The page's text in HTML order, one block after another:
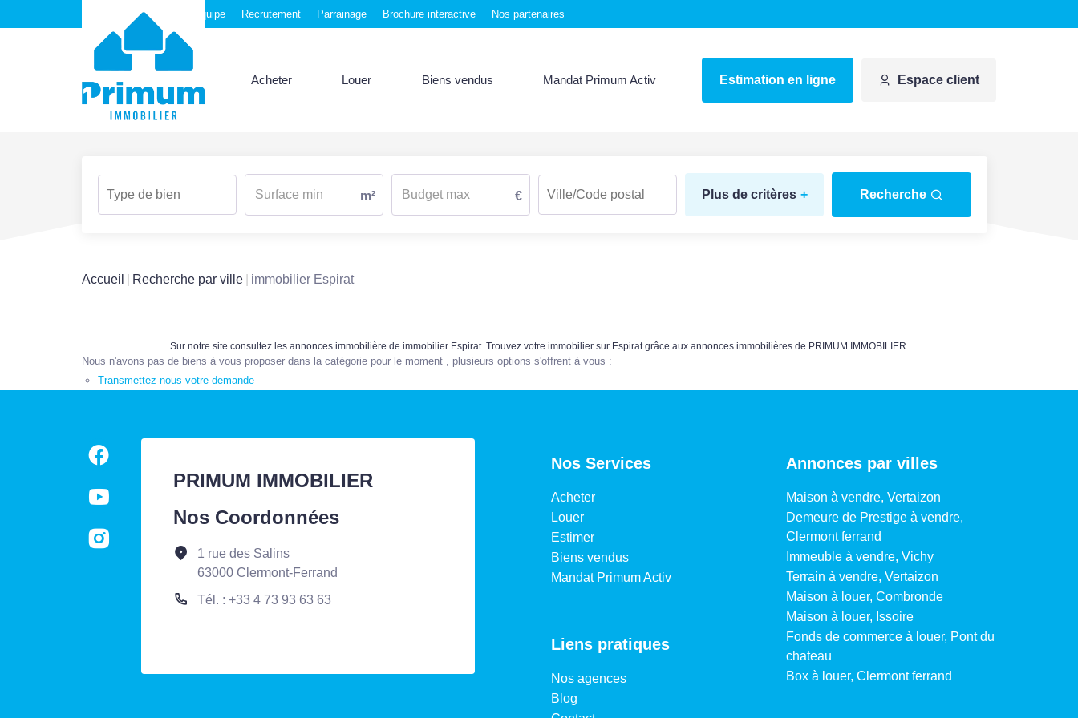
Nos agences Notre équipe Recrutement Parrainage Brochure interactive Nos partenaires
Acheter Louer Biens vendus Mandat Primum Activ Estimation en ligne Espace client
m² € Plus de critères + Recherche
Accueil Recherche par ville immobilier Espirat
Sur notre site consultez les annonces immobilière de immobilier Espirat. Trouvez votre immobilier sur Espirat grâce aux annonces immobilières de PRIMUM IMMOBILIER.
Nous n'avons pas de biens à vous proposer dans la catégorie pour le moment , plusieurs options s'offrent à vous :
Transmettez-nous votre demande
PRIMUM IMMOBILIER
Nos Coordonnées
1 rue des Salins
63000 Clermont-Ferrand
Tél. : +33 4 73 93 63 63
Nos Services
Acheter
Louer
Estimer
Biens vendus
Mandat Primum Activ
Liens pratiques
Nos agences
Blog
Annonces par villes
Maison à vendre, Vertaizon
Demeure de Prestige à vendre,
Clermont ferrand
Immeuble à vendre, Vichy
Terrain à vendre, Vertaizon
Maison à louer, Combronde
Maison à louer, Issoire
Fonds de commerce à louer, Pont du
chateau
Box à louer, Clermont ferrand